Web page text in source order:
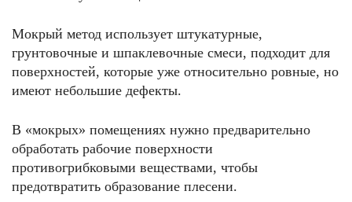
Мокрый метод использует штукатурные,
грунтовочные и шпаклевочные смеси, подходит для
поверхностей, которые уже относительно ровные, но
имеют небольшие дефекты.
В «мокрых» помещениях нужно предварительно
обработать рабочие поверхности
противогрибковыми веществами, чтобы
предотвратить образование плесени.